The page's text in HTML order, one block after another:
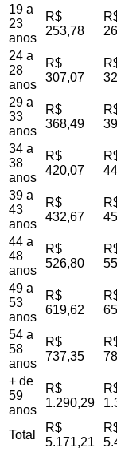
19 a
23
anos
R$
253,78
24 a
28
anos
R$
307,07
29 a
33
anos
R$
368,49
34 a
38
anos
R$
420,07
39 a
43
anos
R$
432,67
44 a
48
anos
R$
526,80
49 a
53
anos
R$
619,62
54 a
58
anos
R$
737,35
+ de
59
anos
R$
1.290,29
Total
R$
5.171,21